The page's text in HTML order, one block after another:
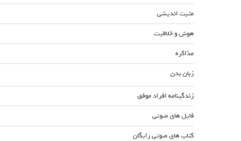
مثبت اندیشی
هوش و خلاقیت
مذاکره
زبان بدن
زندگینامه افراد موفق
فایل های صوتی
کتاب های صوتی رایگان